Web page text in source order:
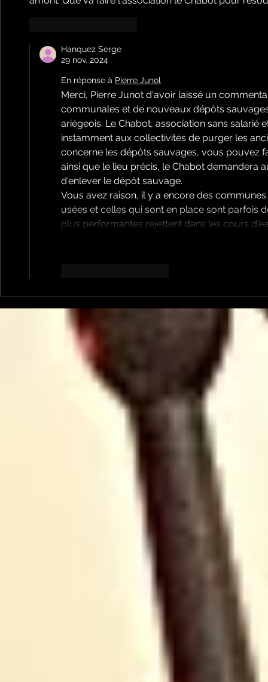
Hanquez Serge
29 nov. 2024
En réponse à Pierre Junol
Merci, Pierre Junot d'avoir laissé un
communales et de nouveaux dépôts
ariégeois. Le Chabot, association sans salarié
instamment aux collectivités de purger les
concerne les dépôts sauvages, vous pouvez
ainsi que le lieu précis, le Chabot demandera
d'enlever le dépôt sauvage.
Vous avez raison, il y a encore des
usées et celles qui sont en place sont parfois
plus performantes rejettent dans les cours